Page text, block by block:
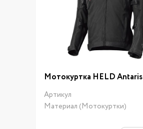
Мотокуртка HELD Antaris
Артикул
Материал (Мотокуртки)